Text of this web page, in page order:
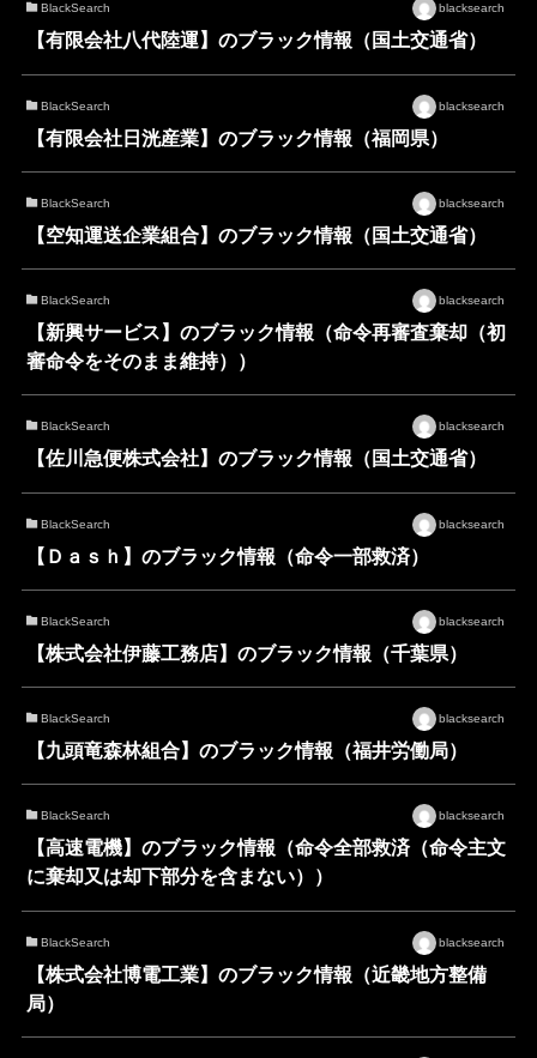
BlackSearch blacksearch
【有限会社八代陸運】のブラック情報（国土交通省）
BlackSearch blacksearch
【有限会社日洸産業】のブラック情報（福岡県）
BlackSearch blacksearch
【空知運送企業組合】のブラック情報（国土交通省）
BlackSearch blacksearch
【新興サービス】のブラック情報（命令再審査棄却（初
審命令をそのまま維持））
BlackSearch blacksearch
【佐川急便株式会社】のブラック情報（国土交通省）
BlackSearch blacksearch
【Ｄａｓｈ】のブラック情報（命令一部救済）
BlackSearch blacksearch
【株式会社伊藤工務店】のブラック情報（千葉県）
BlackSearch blacksearch
【九頭竜森林組合】のブラック情報（福井労働局）
BlackSearch blacksearch
【高速電機】のブラック情報（命令全部救済（命令主文
に棄却又は却下部分を含まない））
BlackSearch blacksearch
【株式会社博電工業】のブラック情報（近畿地方整備
局）